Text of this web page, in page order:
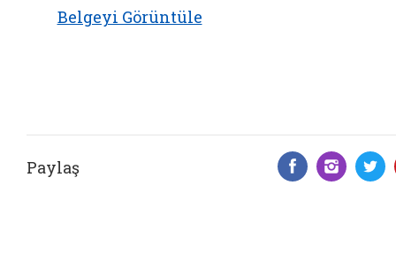
Belgeyi Görüntüle
Paylaş